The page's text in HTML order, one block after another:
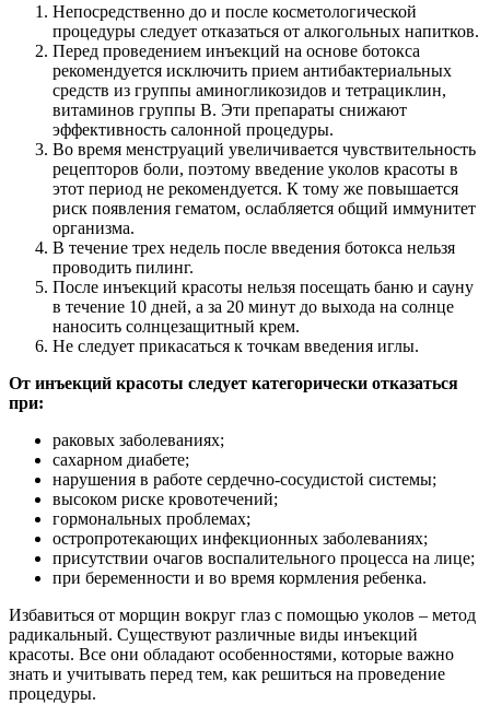
Непосредственно до и после косметологической
процедуры следует отказаться от алкогольных напитков.
Перед проведением инъекций на основе ботокса
рекомендуется исключить прием антибактериальных
средств из группы аминогликозидов и тетрациклин,
витаминов группы В. Эти препараты снижают
эффективность салонной процедуры.
Во время менструаций увеличивается чувствительность
рецепторов боли, поэтому введение уколов красоты в
этот период не рекомендуется. К тому же повышается
риск появления гематом, ослабляется общий иммунитет
организма.
В течение трех недель после введения ботокса нельзя
проводить пилинг.
После инъекций красоты нельзя посещать баню и сауну
в течение 10 дней, а за 20 минут до выхода на солнце
наносить солнцезащитный крем.
Не следует прикасаться к точкам введения иглы.
От инъекций красоты следует категорически отказаться
при:
раковых заболеваниях;
сахарном диабете;
нарушения в работе сердечно-сосудистой системы;
высоком риске кровотечений;
гормональных проблемах;
остропротекающих инфекционных заболеваниях;
присутствии очагов воспалительного процесса на лице;
при беременности и во время кормления ребенка.
Избавиться от морщин вокруг глаз с помощью уколов – метод
радикальный. Существуют различные виды инъекций
красоты. Все они обладают особенностями, которые важно
знать и учитывать перед тем, как решиться на проведение
процедуры.